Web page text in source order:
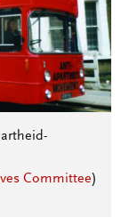
Committee)